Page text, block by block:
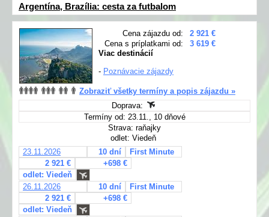
Argentína, Brazília: cesta za futbalom
Cena zájazdu od:
2 921 €
Cena s príplatkami od:
3 619 €
Viac destinácií
- Poznávacie zájazdy
Zobraziť všetky termíny a popis zájazdu »
Doprava:
Termíny od: 23.11., 10 dňové
Strava: raňajky
odlet: Viedeň
23.11.2026
10 dní
First Minute
2 921 €
+698 €
odlet: Viedeň
26.11.2026
10 dní
First Minute
2 921 €
+698 €
odlet: Viedeň